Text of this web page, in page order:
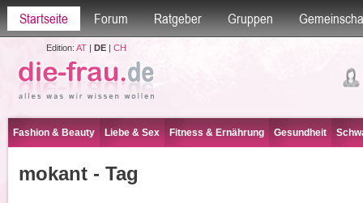
Startseite Forum Ratgeber Gruppen
Edition: AT| DE| CH
Fashion & Beauty Liebe & Sex Fitness & Ernährung Gesundheit
mokant - Tag